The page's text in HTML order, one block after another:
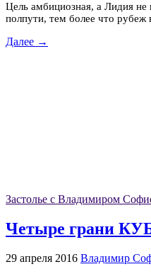
Цель амбициозная, а Лидия не
полпути, тем более что рубеж
Далее →
Застолье с Владимиром
Четыре грани
29 апреля 2016 Владимир